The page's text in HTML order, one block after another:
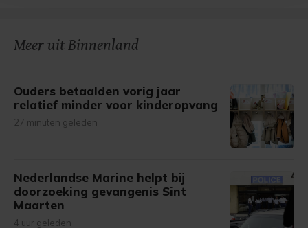
gemaakte keuze altijd wijzigen of intrekken.
Meer uit Binnenland
Ouders betaalden vorig jaar
relatief minder voor kinderopvang
27 minuten geleden
Nederlandse Marine helpt bij
doorzoeking gevangenis Sint
Maarten
4 uur geleden